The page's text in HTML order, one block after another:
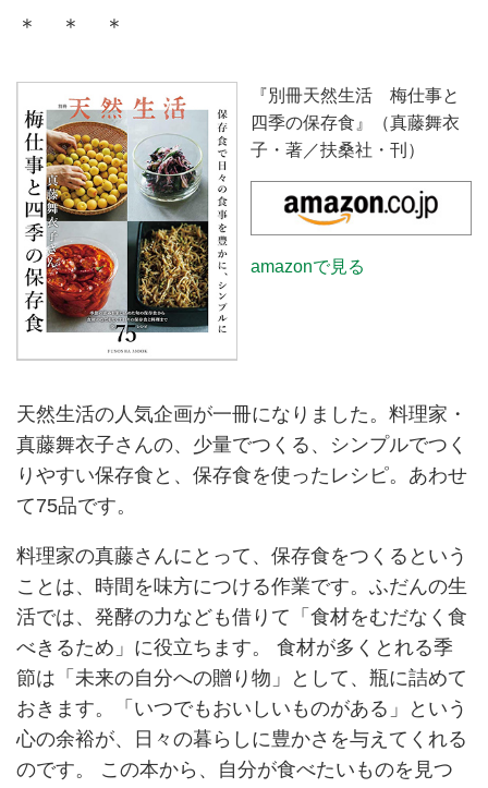
で楽しめます。 （『別冊天然生
活 梅仕事と四季の保存食』よ
り）
いただきました。じめじめと蒸し
暑い梅雨から、猛暑の続く夏にか
けては体調をくずしやすく、梅料
理が活躍する季節。栄養満点のい
わしと、クエン酸たっぷりの梅干
しで、夏バテ解消に役立つレシピ
です。 （『別冊天然生活 梅仕事
と四季の保存食』より）
＊ ＊ ＊
『別冊天然生活 梅仕事と
四季の保存食』（真藤舞衣
子・著／扶桑社・刊）
amazonで見る
天然生活の人気企画が一冊になりました。料理家・
真藤舞衣子さんの、少量でつくる、シンプルでつく
りやすい保存食と、保存食を使ったレシピ。あわせ
て75品です。
料理家の真藤さんにとって、保存食をつくるという
ことは、時間を味方につける作業です。ふだんの生
活では、発酵の力なども借りて「食材をむだなく食
べきるため」に役立ちます。 食材が多くとれる季
節は「未来の自分への贈り物」として、瓶に詰めて
おきます。「いつでもおいしいものがある」という
心の余裕が、日々の暮らしに豊かさを与えてくれる
のです。 この本から、自分が食べたいものを見つ